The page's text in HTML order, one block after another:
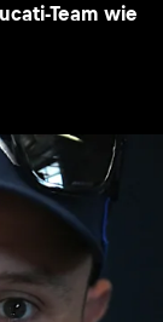
Team wie